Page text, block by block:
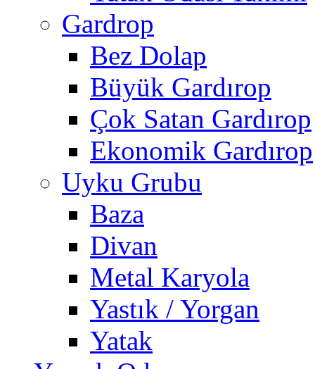
Gardrop
Bez Dolap
Büyük Gardırop
Çok Satan Gardırop
Ekonomik Gardırop
Uyku Grubu
Baza
Divan
Metal Karyola
Yastık / Yorgan
Yatak